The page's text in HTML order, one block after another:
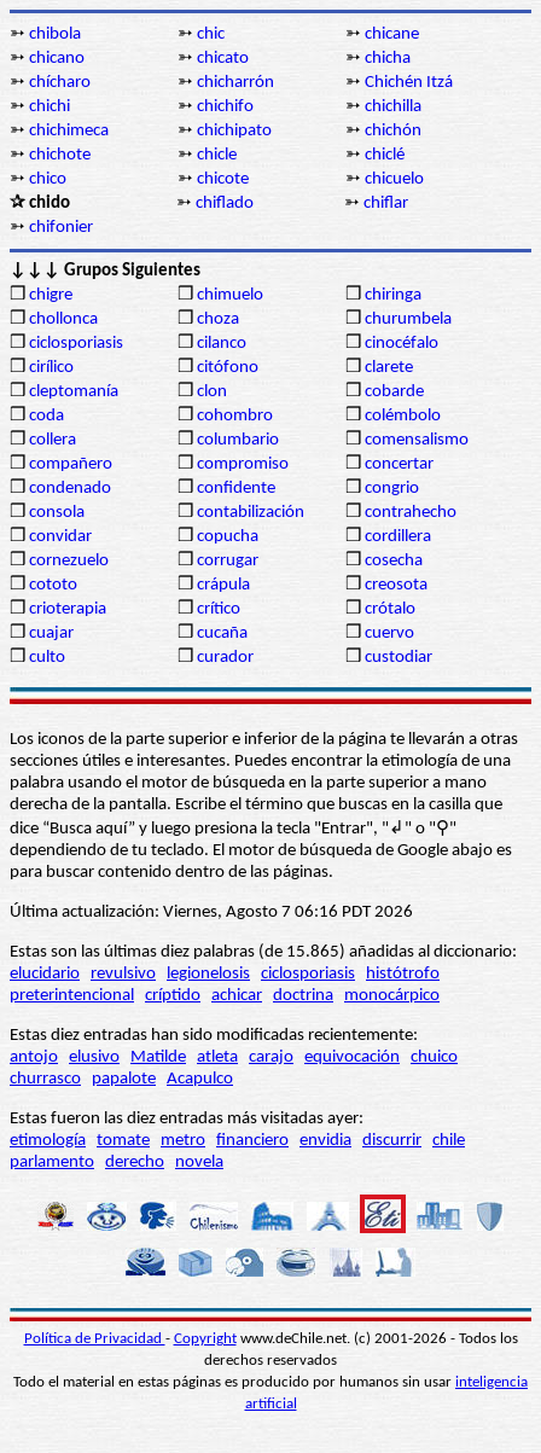
➳ chibola ➳ chic ➳ chicane
➳ chicano ➳ chicato ➳ chicha
➳ chícharo ➳ chicharrón ➳ Chichén Itzá
➳ chichi ➳ chichifo ➳ chichilla
➳ chichimeca ➳ chichipato ➳ chichón
➳ chichote ➳ chicle ➳ chiclé
➳ chico ➳ chicote ➳ chicuelo
✰ chido
➳ chiflado ➳ chiflar
➳ chifonier
↓↓↓ Grupos Siguientes
❒ chigre ❒ chimuelo ❒ chiringa
❒ chollonca ❒ choza ❒ churumbela
❒ ciclosporiasis ❒ cilanco ❒ cinocéfalo
❒ cirílico ❒ citófono ❒ clarete
❒ cleptomanía ❒ clon ❒ cobarde
❒ coda ❒ cohombro ❒ colémbolo
❒ collera ❒ columbario ❒ comensalismo
❒ compañero ❒ compromiso ❒ concertar
❒ condenado ❒ confidente ❒ congrio
❒ consola ❒ contabilización ❒ contrahecho
❒ convidar ❒ copucha ❒ cordillera
❒ cornezuelo ❒ corrugar ❒ cosecha
❒ cototo ❒ crápula ❒ creosota
❒ crioterapia ❒ crítico ❒ crótalo
❒ cuajar ❒ cucaña ❒ cuervo
❒ culto ❒ curador ❒ custodiar
Los iconos de la parte superior e inferior de la página te llevarán a otras
secciones útiles e interesantes. Puedes encontrar la etimología de una
palabra usando el motor de búsqueda en la parte superior a mano
derecha de la pantalla. Escribe el término que buscas en la casilla que
dice “Busca aquí” y luego presiona la tecla "Entrar", "↲" o "⚲"
dependiendo de tu teclado. El motor de búsqueda de Google abajo es
para buscar contenido dentro de las páginas.
Última actualización: Viernes, Agosto 7 06:16 PDT 2026
Estas son las últimas diez palabras (de 15.865) añadidas al diccionario:
elucidario
revulsivo legionelosis ciclosporiasis
histótrofo
preterintencional críptido achicar doctrina monocárpico
Estas diez entradas han sido modificadas recientemente:
antojo elusivo Matilde atleta carajo equivocación
chuico
churrasco
papalote Acapulco
Estas fueron las diez entradas más visitadas ayer:
etimología tomate metro financiero envidia discurrir chile
parlamento derecho novela
Política de Privacidad - Copyrightwww.deChile.net. (c) 2001-2026 - Todos los
derechos reservados
Todo el material en estas páginas es producido por humanos sin usar inteligencia
artificial